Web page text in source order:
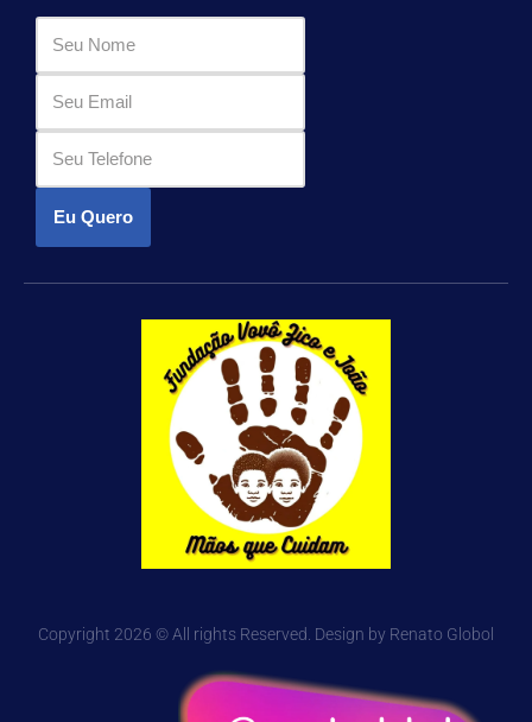
Eu Quero
Copyright 2026 © All rights Reserved. Design by Renato Globol